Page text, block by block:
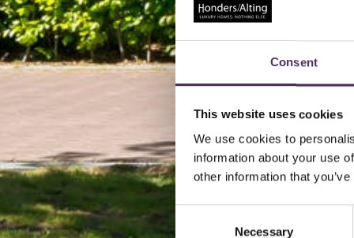
Consent
This website uses cookies
We use cookies to
information about your use
other information that
Necessary